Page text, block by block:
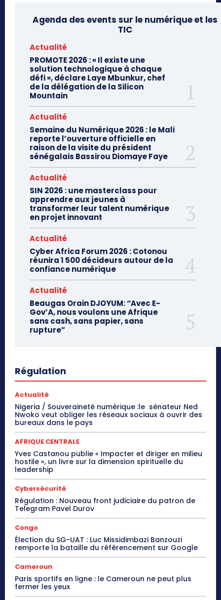
Agenda des events sur le numérique et les
TIC
Actualité
PROMOTE 2026 : « Il existe une
solution technologique à chaque
défi », déclare Laye Mbunkur, chef
de la délégation de la Silicon
Mountain
Actualité
Semaine du Numérique 2026 : le Mali
reporte l’ouverture officielle en
raison de la visite du président
sénégalais Bassirou Diomaye Faye
Actualité
SIN 2026 : une masterclass pour
apprendre aux jeunes à
transformer leur talent numérique
en projet innovant
Actualité
Cyber Africa Forum 2026 : Cotonou
réunira 1 500 décideurs autour de la
confiance numérique
Actualité
Beaugas Orain DJOYUM: “Avec E-
Gov’A, nous voulons une Afrique
sans cash, sans papier, sans
rupture”
Régulation
Actualité
Nigeria / Souveraineté numérique :le sénateur Ned
Nwoko veut obliger les réseaux sociaux à ouvrir des
bureaux dans le pays
AFRIQUE CENTRALE
Yves Castanou publie « Impacter et diriger en milieu
hostile », un livre sur la dimension spirituelle du
leadership
Cybersécurité
Régulation : Nouveau front judiciaire du patron de
Telegram Pavel Durov
Congo
Élection du SG-UAT : Luc Missidimbazi Banzouzi
remporte la bataille du référencement sur Google
Cameroun
Paris sportifs en ligne : le Cameroun ne peut plus
fermer les yeux